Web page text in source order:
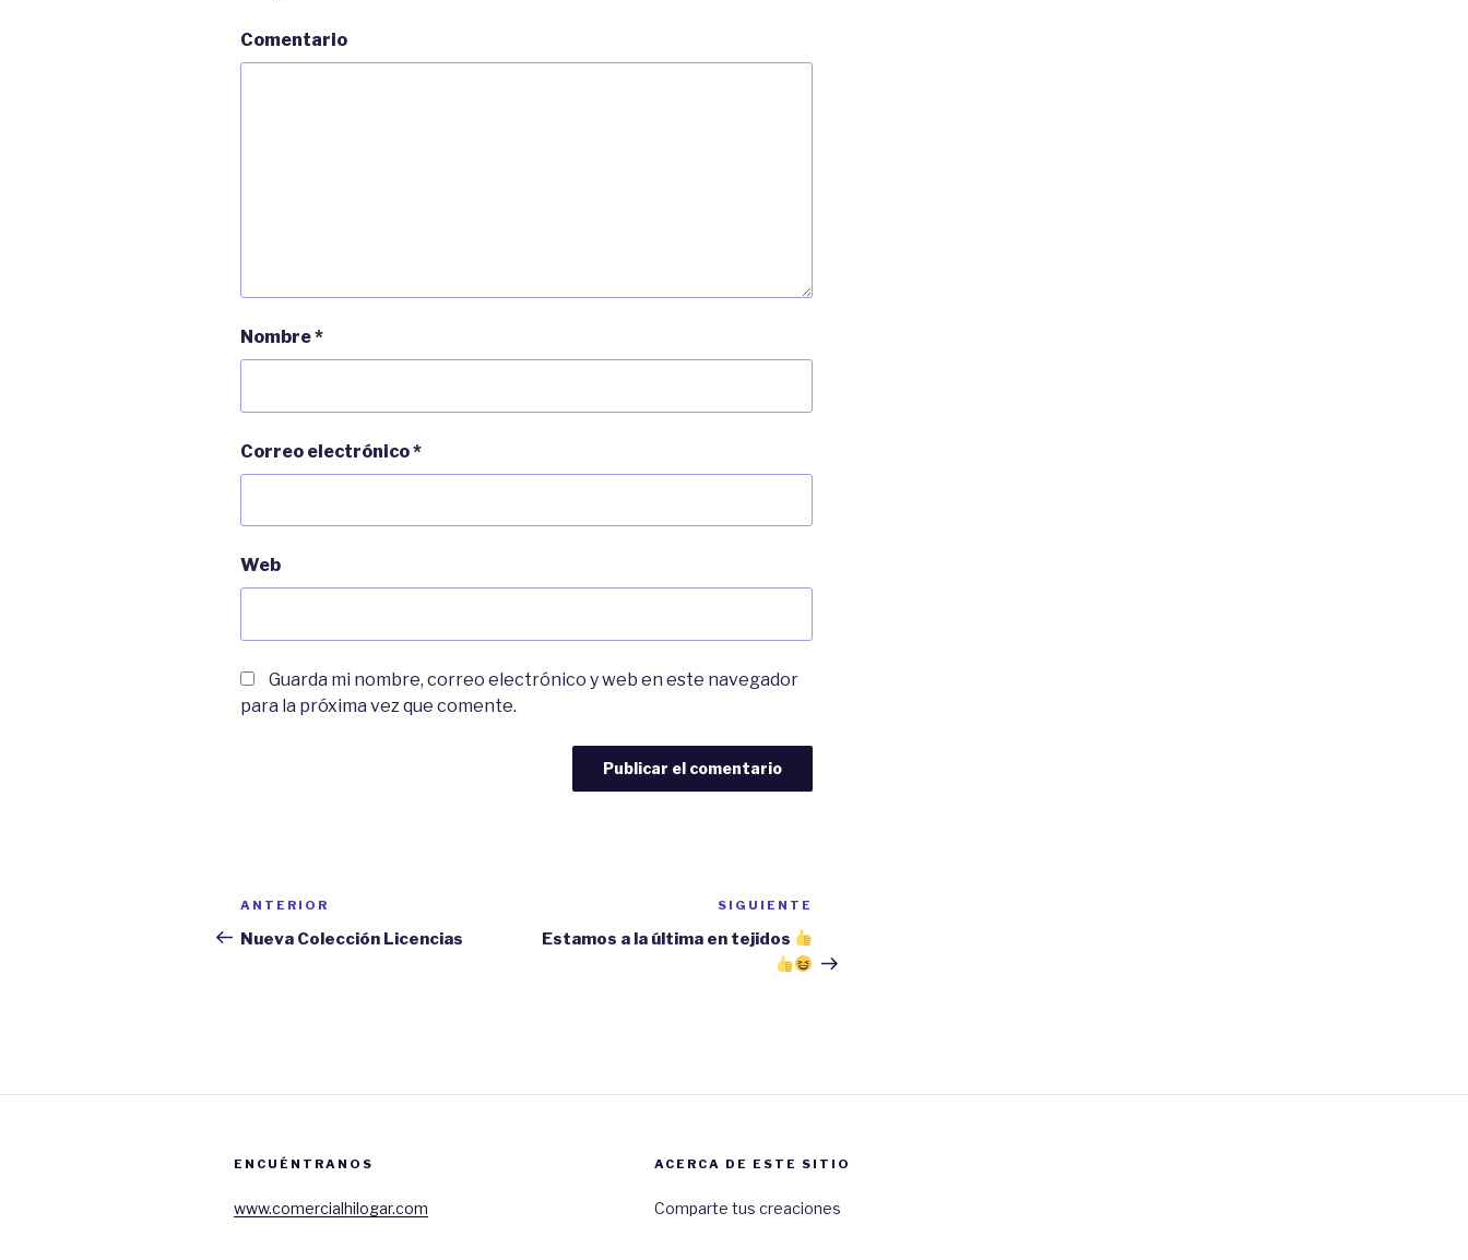
Comentario
Nombre*
Correo electrónico*
Web
Guarda mi nombre, correo electrónico y web en este navegador
para la próxima vez que comente.
Navegación
de
Entrada
anterior:
ANTERIOR
Nueva Colección Licencias
SIGUIENTE
Estamos a la última en tejidos
ENCUÉNTRANOS
www.comercialhilogar.com
ACERCA DE ESTE SITIO
Comparte tus creaciones